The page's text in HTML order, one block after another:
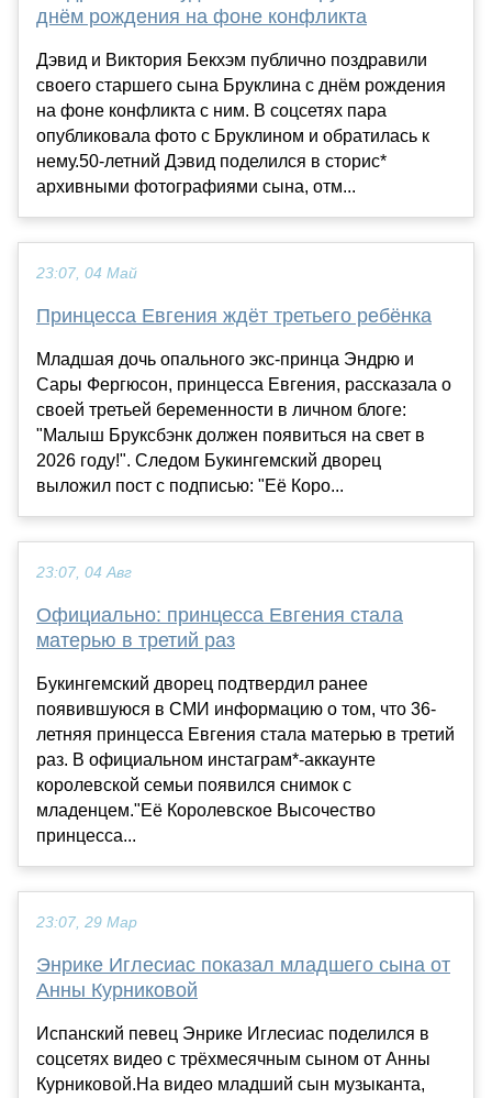
днём рождения на фоне конфликта
Дэвид и Виктория Бекхэм публично поздравили
своего старшего сына Бруклина с днём рождения
на фоне конфликта с ним. В соцсетях пара
опубликовала фото с Бруклином и обратилась к
нему.50-летний Дэвид поделился в сторис*
архивными фотографиями сына, отм...
23:07, 04 Май
Принцесса Евгения ждёт третьего ребёнка
Младшая дочь опального экс-принца Эндрю и
Сары Фергюсон, принцесса Евгения, рассказала о
своей третьей беременности в личном блоге:
"Малыш Бруксбэнк должен появиться на свет в
2026 году!". Следом Букингемский дворец
выложил пост с подписью: "Её Коро...
23:07, 04 Авг
Официально: принцесса Евгения стала
матерью в третий раз
Букингемский дворец подтвердил ранее
появившуюся в СМИ информацию о том, что 36-
летняя принцесса Евгения стала матерью в третий
раз. В официальном инстаграм*-аккаунте
королевской семьи появился снимок с
младенцем."Её Королевское Высочество
принцесса...
23:07, 29 Мар
Энрике Иглесиас показал младшего сына от
Анны Курниковой
Испанский певец Энрике Иглесиас поделился в
соцсетях видео с трёхмесячным сыном от Анны
Курниковой.На видео младший сын музыканта,